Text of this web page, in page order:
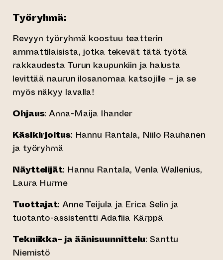
Työryhmä:
Revyyn työryhmä koostuu teatterin
ammattilaisista, jotka tekevät tätä työtä
rakkaudesta Turun kaupunkiin ja halusta
levittää naurun ilosanomaa katsojille – ja se
myös näkyy lavalla!
Ohjaus: Anna-Maija Ihander
Käsikirjoitus: Hannu Rantala, Niilo Rauhanen
ja työryhmä
Näyttelijät: Hannu Rantala, Venla Wallenius,
Laura Hurme
Tuottajat: Anne Teijula ja Erica Selin ja
tuotanto-assistentti Adafiia Kärppä
Tekniikka- ja äänisuunnittelu: Santtu
Niemistö